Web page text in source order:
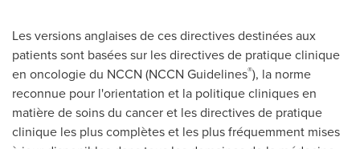
Les versions anglaises de ces directives destinées aux
patients sont basées sur les directives de pratique clinique
en oncologie du NCCN (NCCN Guidelines®), la norme
reconnue pour l'orientation et la politique cliniques en
matière de soins du cancer et les directives de pratique
clinique les plus complètes et les plus fréquemment mises